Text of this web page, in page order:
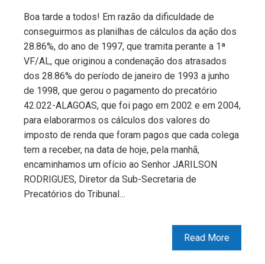
Boa tarde a todos! Em razão da dificuldade de
conseguirmos as planilhas de cálculos da ação dos
28.86%, do ano de 1997, que tramita perante a 1ª
VF/AL, que originou a condenação dos atrasados
dos 28.86% do período de janeiro de 1993 a junho
de 1998, que gerou o pagamento do precatório
42.022-ALAGOAS, que foi pago em 2002 e em 2004,
para elaborarmos os cálculos dos valores do
imposto de renda que foram pagos que cada colega
tem a receber, na data de hoje, pela manhã,
encaminhamos um ofício ao Senhor JARILSON
RODRIGUES, Diretor da Sub-Secretaria de
Precatórios do Tribunal…
Read More